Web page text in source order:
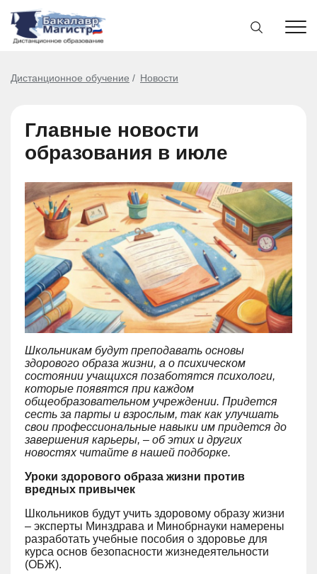
Дистанционное обучение Новости
Главные новости
образования в июле
Школьникам будут преподавать основы
здорового образа жизни, а о психическом
состоянии учащихся позаботятся психологи,
которые появятся при каждом
общеобразовательном учреждении. Придется
сесть за парты и взрослым, так как улучшать
свои профессиональные навыки им придется до
завершения карьеры, – об этих и других
новостях читайте в нашей подборке.
Уроки здорового образа жизни против
вредных привычек
Школьников будут учить здоровому образу жизни
– эксперты Минздрава и Минобрнауки намерены
разработать учебные пособия о здоровье для
курса основ безопасности жизнедеятельности
(ОБЖ).